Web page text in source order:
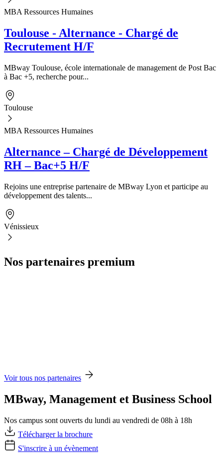
MBA Ressources Humaines
Toulouse - Alternance - Chargé de
Recrutement H/F
MBway Toulouse, école internationale de management de Post Bac
à Bac +5, recherche pour...
Toulouse
MBA Ressources Humaines
Alternance – Chargé de Développement
RH – Bac+5 H/F
Rejoins une entreprise partenaire de MBway Lyon et participe au
développement des talents...
Vénissieux
Nos partenaires premium
Voir tous nos partenaires
MBway, Management et Business School
Nos campus sont ouverts du lundi au vendredi de 08h à 18h
Télécharger la brochure
S'inscrire à un évènement